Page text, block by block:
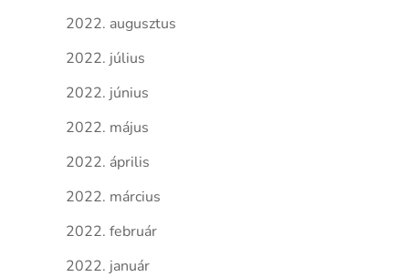
2022. augusztus
2022. július
2022. június
2022. május
2022. április
2022. március
2022. február
2022. január